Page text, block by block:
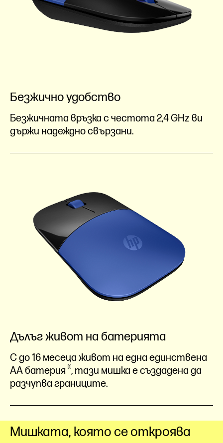
Безжично удобство
Безжичната връзка с честота 2,4 GHz ви
държи надеждно свързани.
Дълъг живот на батерията
С до 16 месеца живот на една единствена
AAбатерия 1 , тази мишка е създадена да
разчупва границите.
Мишката, която се откроява